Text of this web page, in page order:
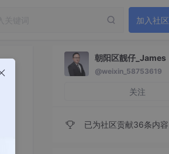
加入社区
朝阳区靓仔_James
@weixin_58753619
关注
已为社区贡献36条内容